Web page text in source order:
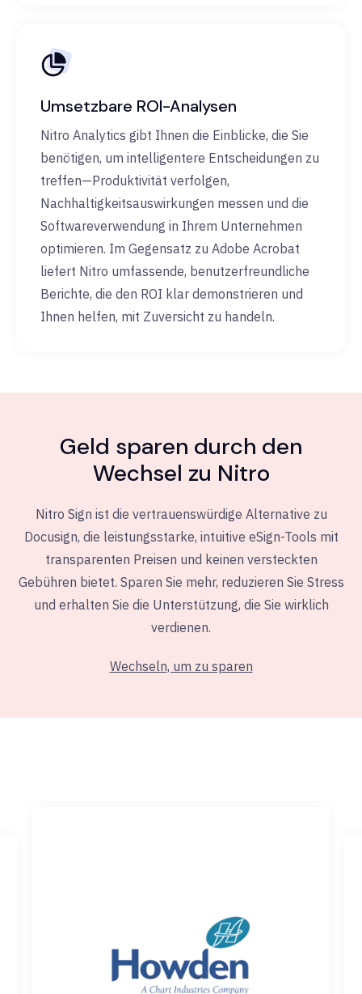
Umsetzbare ROI-Analysen
Nitro Analytics gibt Ihnen die Einblicke, die Sie
benötigen, um intelligentere Entscheidungen zu
treffen—Produktivität verfolgen,
Nachhaltigkeitsauswirkungen messen und die
Softwareverwendung in Ihrem Unternehmen
optimieren. Im Gegensatz zu Adobe Acrobat
liefert Nitro umfassende, benutzerfreundliche
Berichte, die den ROI klar demonstrieren und
Ihnen helfen, mit Zuversicht zu handeln.
Geld sparen durch den
Wechsel zu Nitro
Nitro Sign ist die vertrauenswürdige Alternative zu
Docusign, die leistungsstarke, intuitive eSign-Tools mit
transparenten Preisen und keinen versteckten
Gebühren bietet. Sparen Sie mehr, reduzieren Sie Stress
und erhalten Sie die Unterstützung, die Sie wirklich
verdienen.
Wechseln, um zu sparen